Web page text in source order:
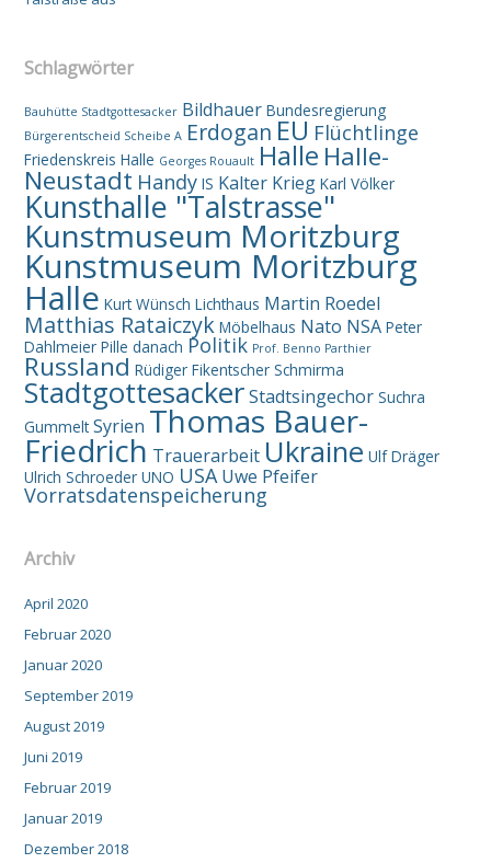
Schlagwörter
Bauhütte Stadtgottesacker Bildhauer Bundesregierung
Bürgerentscheid Scheibe A Erdogan EU Flüchtlinge
Friedenskreis Halle Georges Rouault Halle Halle-
Neustadt Handy IS Kalter Krieg Karl Völker
Kunsthalle "Talstrasse"
Kunstmuseum Moritzburg
Kunstmuseum Moritzburg
Halle Kurt Wünsch Lichthaus Martin Roedel
Matthias Rataiczyk Möbelhaus Nato NSA Peter
Dahlmeier Pille danach Politik Prof. Benno Parthier
Russland Rüdiger Fikentscher Schmirma
StadtgottesackerStadtsingechor Suchra
Gummelt Syrien Thomas Bauer-
Friedrich Trauerarbeit Ukraine Ulf Dräger
Ulrich Schroeder UNO USA Uwe Pfeifer
Vorratsdatenspeicherung
Archiv
April 2020
Februar 2020
Januar 2020
September 2019
August 2019
Juni 2019
Februar 2019
Januar 2019
Dezember 2018